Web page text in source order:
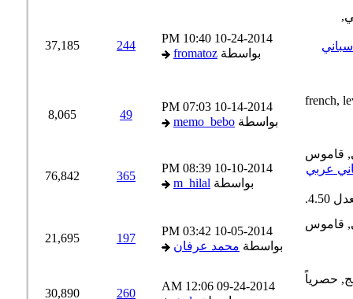
10-24-2014
10:40 PM
بواسطةfromatoz
244
37,185
10-14-2014
07:03 PM
بواسطةmemo_bebo
49
8,065
عربي 10-10-2014
08:39 PM
بواسطةm_hilal
365
76,842
10-05-2014
03:42 PM
بواسطةمحمد عرفان
197
21,695
09-24-2014
12:06 AM
260
30,890